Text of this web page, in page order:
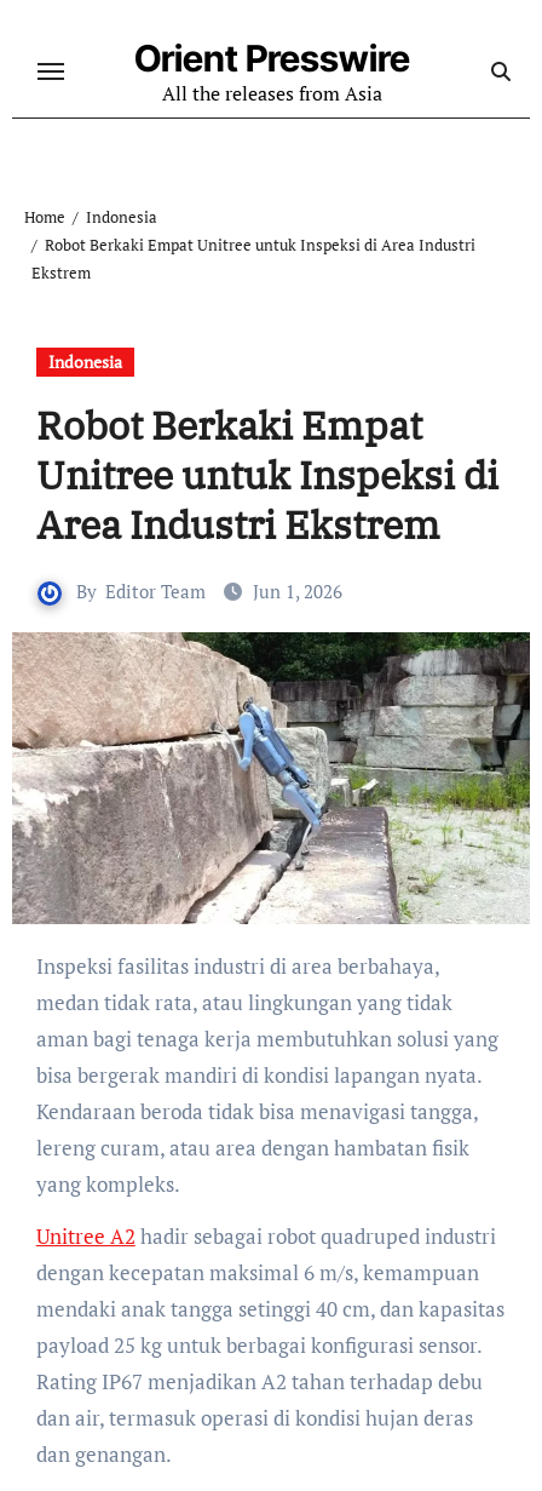
content
Orient Presswire
All the releases from Asia
Home
Indonesia
Robot Berkaki Empat Unitree untuk Inspeksi di Area Industri
Ekstrem
Indonesia
Robot Berkaki Empat
Unitree untuk Inspeksi di
Area Industri Ekstrem
By Editor Team Jun 1, 2026
Inspeksi fasilitas industri di area berbahaya,
medan tidak rata, atau lingkungan yang tidak
aman bagi tenaga kerja membutuhkan solusi yang
bisa bergerak mandiri di kondisi lapangan nyata.
Kendaraan beroda tidak bisa menavigasi tangga,
lereng curam, atau area dengan hambatan fisik
yang kompleks.
Unitree A2 hadir sebagai robot quadruped industri
dengan kecepatan maksimal 6 m/s, kemampuan
mendaki anak tangga setinggi 40 cm, dan kapasitas
payload 25 kg untuk berbagai konfigurasi sensor.
Rating IP67 menjadikan A2 tahan terhadap debu
dan air, termasuk operasi di kondisi hujan deras
dan genangan.